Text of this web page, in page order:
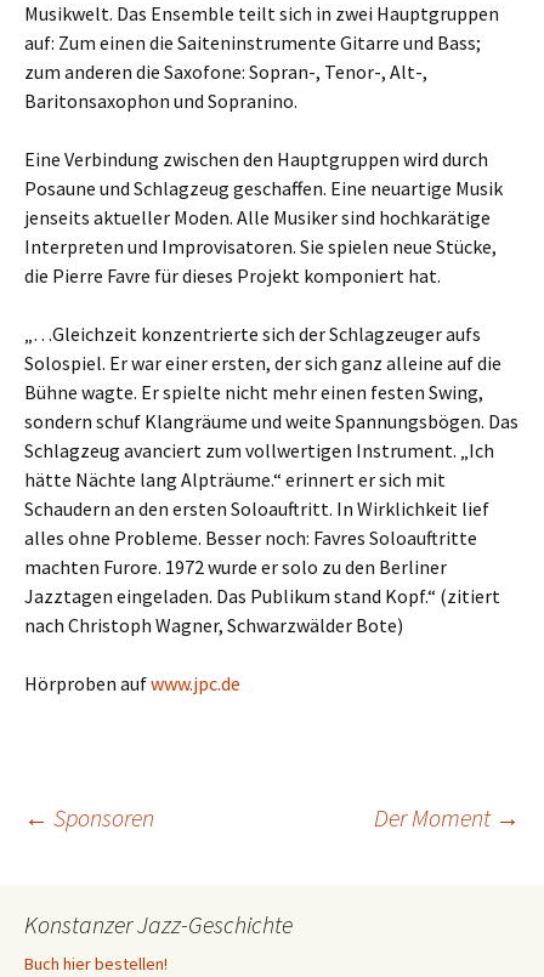
Musikwelt. Das Ensemble teilt sich in zwei Hauptgruppen
auf: Zum einen die Saiteninstrumente Gitarre und Bass;
zum anderen die Saxofone: Sopran-, Tenor-, Alt-,
Baritonsaxophon und Sopranino.
Eine Verbindung zwischen den Hauptgruppen wird durch
Posaune und Schlagzeug geschaffen. Eine neuartige Musik
jenseits aktueller Moden. Alle Musiker sind hochkarätige
Interpreten und Improvisatoren. Sie spielen neue Stücke,
die Pierre Favre für dieses Projekt komponiert hat.
„…Gleichzeit konzentrierte sich der Schlagzeuger aufs
Solospiel. Er war einer ersten, der sich ganz alleine auf die
Bühne wagte. Er spielte nicht mehr einen festen Swing,
sondern schuf Klangräume und weite Spannungsbögen. Das
Schlagzeug avanciert zum vollwertigen Instrument. „Ich
hätte Nächte lang Alpträume.“ erinnert er sich mit
Schaudern an den ersten Soloauftritt. In Wirklichkeit lief
alles ohne Probleme. Besser noch: Favres Soloauftritte
machten Furore. 1972 wurde er solo zu den Berliner
Jazztagen eingeladen. Das Publikum stand Kopf.“ (zitiert
nach Christoph Wagner, Schwarzwälder Bote)
Hörproben aufwww.jpc.de
Beitragsnavigation
← Sponsoren Der Moment →
Konstanzer Jazz-Geschichte
Buch hier bestellen!